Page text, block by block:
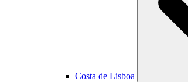
Costa de Lisboa